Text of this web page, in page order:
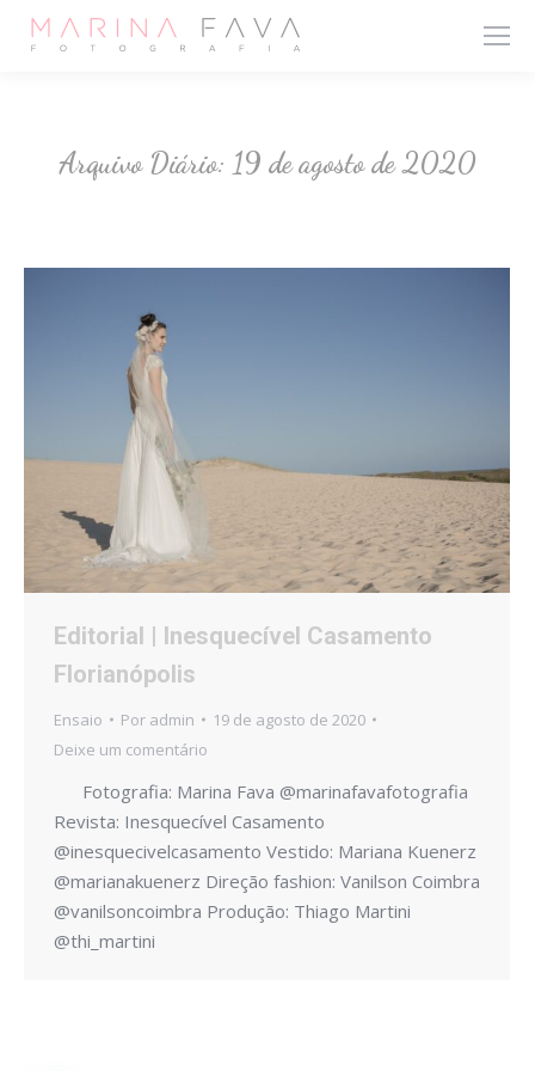
Arquivo Diário: 19 de agosto de 2020
Editorial | Inesquecível Casamento
Florianópolis
Ensaio Por admin
19 de agosto de 2020
Deixe um comentário
Fotografia: Marina Fava @marinafavafotografia
Revista: Inesquecível Casamento
@inesquecivelcasamento Vestido: Mariana Kuenerz
@marianakuenerz Direção fashion: Vanilson Coimbra
@vanilsoncoimbra Produção: Thiago Martini
@thi_martini